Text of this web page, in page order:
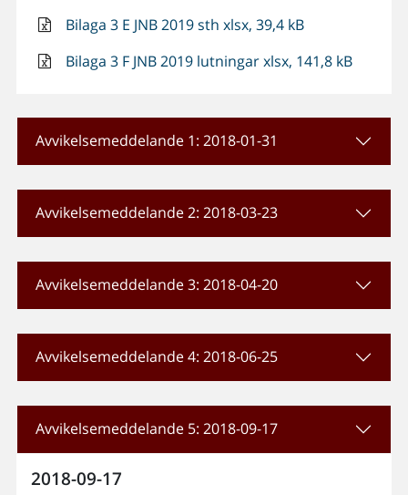
Bilaga 3 E JNB 2019 sth xlsx, 39,4 kB
Bilaga 3 F JNB 2019 lutningar xlsx, 141,8 kB
Avvikelsemeddelande 1: 2018-01-31
Avvikelsemeddelande 2: 2018-03-23
Avvikelsemeddelande 3: 2018-04-20
Avvikelsemeddelande 4: 2018-06-25
Avvikelsemeddelande 5: 2018-09-17
2018-09-17